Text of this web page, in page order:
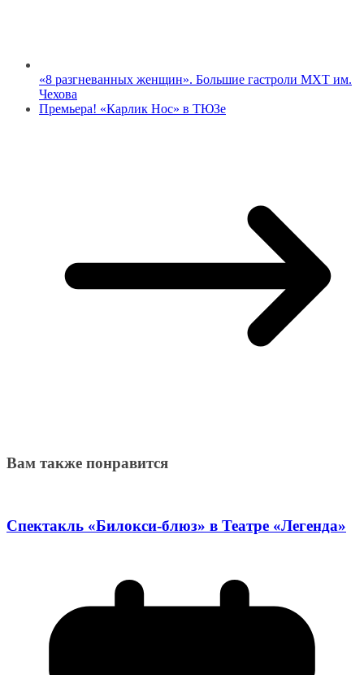
«8 разгневанных женщин». Большие гастроли МХТ им.
Чехова
Премьера! «Карлик Нос» в ТЮЗе
Вам также понравится
Спектакль «Билокси-блюз» в Театре «Легенда»